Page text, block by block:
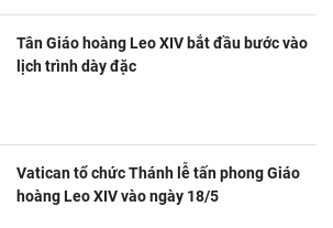
Tân Giáo hoàng Leo XIV bắt đầu bước vào
lịch trình dày đặc
Vatican tổ chức Thánh lễ tấn phong Giáo
hoàng Leo XIV vào ngày 18/5